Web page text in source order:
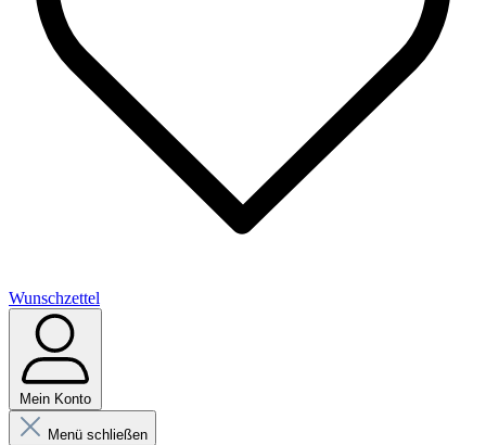
Wunschzettel
Mein Konto
Menü schließen